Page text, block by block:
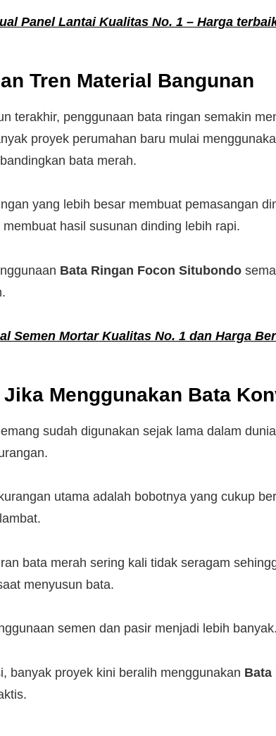
Panel Lantai Kualitas No. 1 – Harga
Tren Material Bangunan
terakhir, penggunaan bata ringan semakin
proyek perumahan baru mulai
bata merah.
yang lebih besar membuat pemasangan
hasil susunan dinding lebih rapi.
Bata Ringan Focon Situbondo
Semen Mortar Kualitas No. 1 dan Harga
Menggunakan Bata
sudah digunakan sejak lama dalam
utama adalah bobotnya yang cukup
bata merah sering kali tidak seragam
menyusun bata.
semen dan pasir menjadi lebih banyak.
banyak proyek kini beralih menggunakan Bata